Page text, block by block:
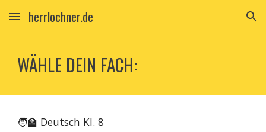
Skip to main content Skip to navigation
herrlochner.de
WÄHLE DEIN FACH:
🧑‍🏫 Deutsch Kl. 8